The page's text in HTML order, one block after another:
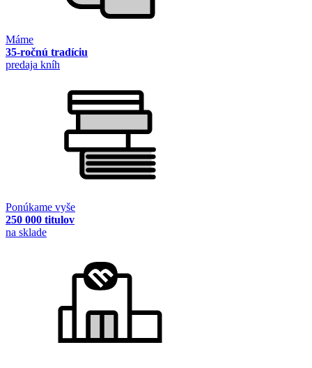
Máme
35-ročnú tradíciu
predaja kníh
Ponúkame vyše
250 000 titulov
na sklade